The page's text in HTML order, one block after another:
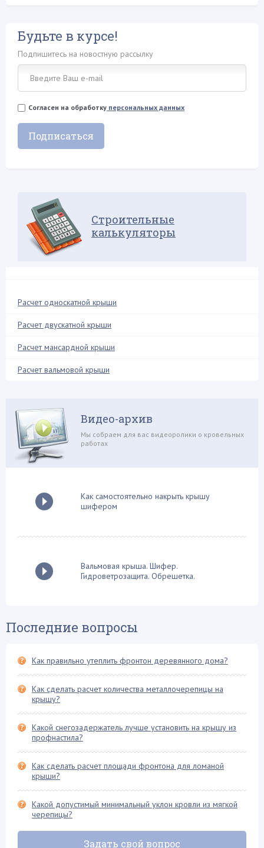
Кровельный пирог (3)
Мансарда и чердак (18)
Межэтажное перекрытие (3)
Металлочерепица (17)
Молниезащита (1)
Мягкая кровля (24)
Обрешетка (4)
Обустройство балкона (4)
Односкатная крыша (16)
Ондулин (7)
Проектирование и расчеты (9)
Профнастил (18)
Ремонтные работы (13)
Строй-материалы (7)
Стропильная система (36)
Сэндвич панели (1)
Теплоизоляционные работы (28)
Устройство дымохода (12)
Флюгер (2)
Хозяйственные постройки (10)
Будьте в курсе!
Подпишитесь на новостную рассылку
Согласен на обработку персональных данных
Строительные
калькуляторы
Расчет односкатной крыши
Расчет двускатной крыши
Расчет мансардной крыши
Расчет вальмовой крыши
Видео-архив
Мы собраем для вас видеоролики о кровельных
работах
Как самостоятельно накрыть крышу
шифером
Вальмовая крыша. Шифер.
Гидроветрозащита. Обрешетка.
Последние вопросы
Как правильно утеплить фронтон деревянного дома?
Как сделать расчет количества металлочерепицы на
крышу?
Какой снегозадержатель лучше установить на крышу из
профнастила?
Как сделать расчет площади фронтона для ломаной
крыши?
Какой допустимый минимальный уклон кровли из мягкой
черепицы?
Задать свой вопрос